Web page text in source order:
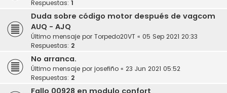
Respuestas: 1
Duda sobre código motor después de vagcom
AUQ - AJQ
Último mensaje por Torpedo20VT « 05 Sep 2021 20:33
Respuestas: 2
No arranca.
Último mensaje por josefiño « 23 Jun 2021 05:52
Respuestas: 2